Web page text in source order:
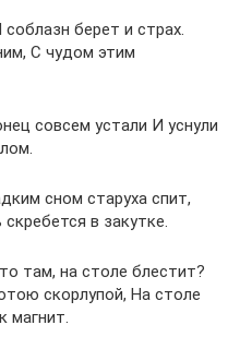
берет и страх.
С чудом этим
совсем устали И уснули
сном старуха спит,
в закутке.
там, на столе блестит?
скорлупой, На столе
магнит.